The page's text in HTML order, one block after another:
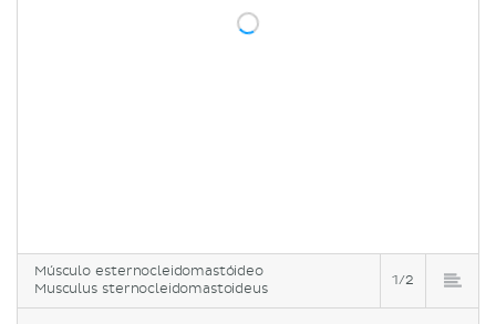
Músculo esternocleidomastóideo
Musculus sternocleidomastoideus
1/2